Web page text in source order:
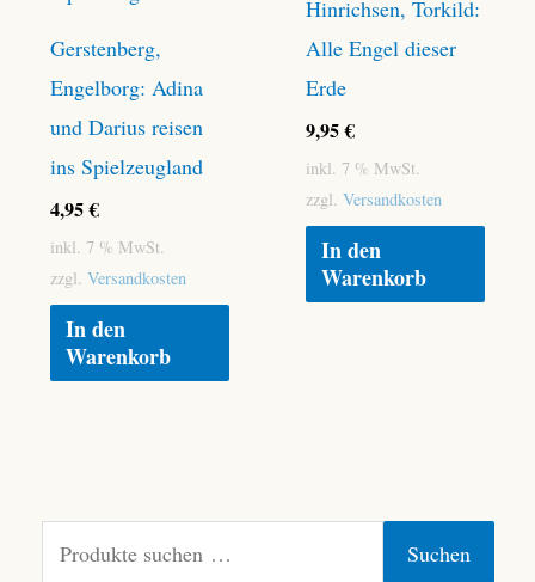
Suchen
Gerstenberg,
Engelborg: Adina
und Darius reisen
ins Spielzeugland
4,95€
inkl. 7 % MwSt.
zzgl. Versandkosten
In den
Warenkorb
Hinrichsen, Torkild:
Alle Engel dieser
Erde
9,95€
inkl. 7 % MwSt.
zzgl. Versandkosten
In den
Warenkorb